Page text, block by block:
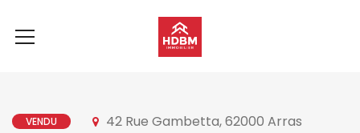
VENDU 42 Rue Gambetta, 62000 Arras